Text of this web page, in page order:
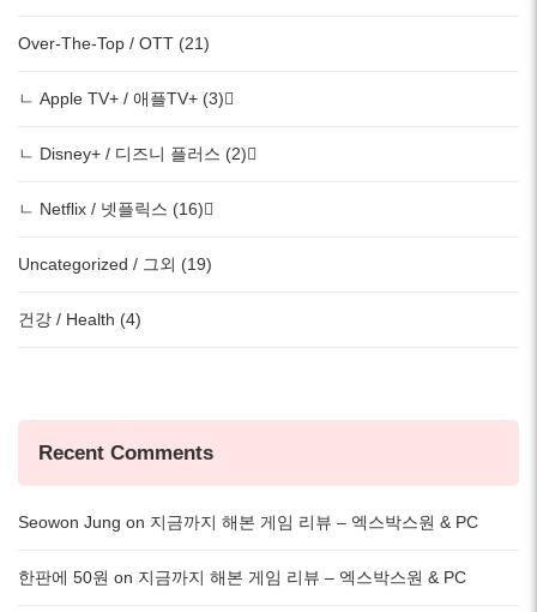
Over-The-Top / OTT (21)
ㄴ Apple TV+ / 애플TV+ (3)
ㄴ Disney+ / 디즈니 플러스 (2)
ㄴ Netflix / 넷플릭스 (16)
Uncategorized / 그외 (19)
건강 / Health (4)
Recent Comments
Seowon Jung on 지금까지 해본 게임 리뷰 – 엑스박스원 & PC
한판에 50원 on 지금까지 해본 게임 리뷰 – 엑스박스원 & PC